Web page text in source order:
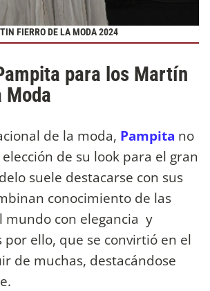
FIERRO DE LA MODA 2024
para los Martín
Moda
de la moda, Pampita no
de su look para el gran
suele destacarse con sus
conocimiento de las
mundo con elegancia y
por ello, que se convirtió en el
de muchas, destacándose